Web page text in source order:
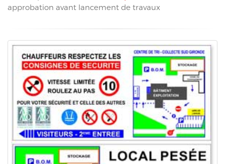
approbation avant lancement de travaux